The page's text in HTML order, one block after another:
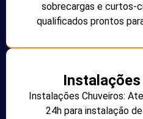
sobrecargas e curtos-
qualificados prontos
Instalações Chuveiros:
24h para instalação